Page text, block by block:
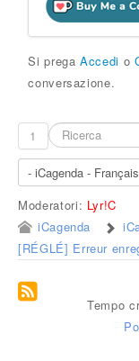
Si pregaAccedi o
conversazione.
1
Moderatori: Lyr!C
iCagenda
[RÉGLÉ] Erreur
Tempo